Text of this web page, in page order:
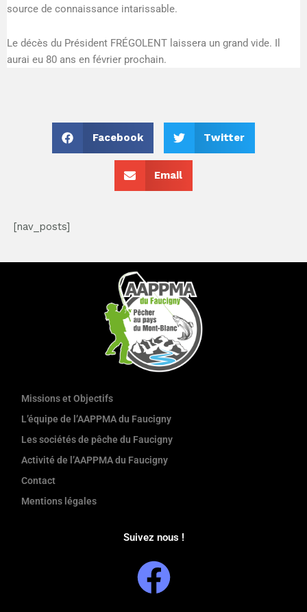
source de connaissance intarissable.
Le décès du Président FRÉGOLENT laissera un grand vide. Il
aurai eu 80 ans en février prochain.
Facebook Twitter
Email
[nav_posts]
Missions et Objectifs
L’équipe de l’AAPPMA du Faucigny
Les sociétés de pêche du Faucigny
Activité de l’AAPPMA du Faucigny
Contact
Mentions légales
Suivez nous !
F
a